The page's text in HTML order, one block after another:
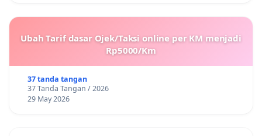
Ubah Tarif dasar Ojek/Taksi online per KM menjadi
Rp5000/Km
37 tanda tangan
37 Tanda Tangan / 2026
29 May 2026